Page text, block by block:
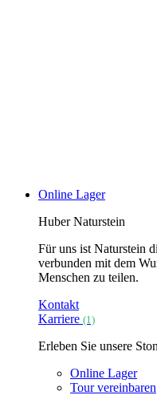
Online Lager
Huber Naturstein
Für uns ist Naturstein
verbunden mit dem
Menschen zu teilen.
Kontakt
Karriere (1)
Erleben Sie unsere
Online Lager
Tour vereinbaren